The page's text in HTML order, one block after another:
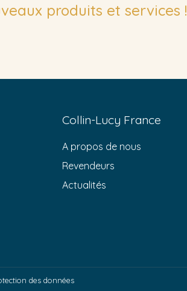
produits et services !
Collin-Lucy France
A propos de nous
Revendeurs
Actualités
des données